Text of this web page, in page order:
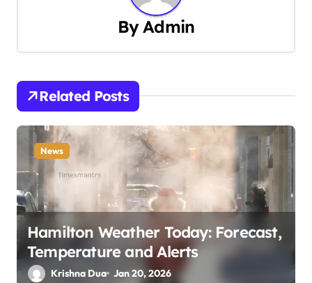
g
a
t
i
o
n
ByAdmin
Related Posts
News
Hamilton Weather Today: Forecast,
Temperature and Alerts
Krishna Dua Jan 20, 2026